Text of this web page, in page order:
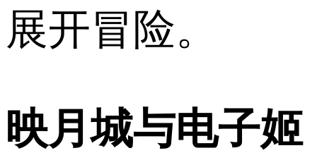
展开冒险。
映月城与电子姬